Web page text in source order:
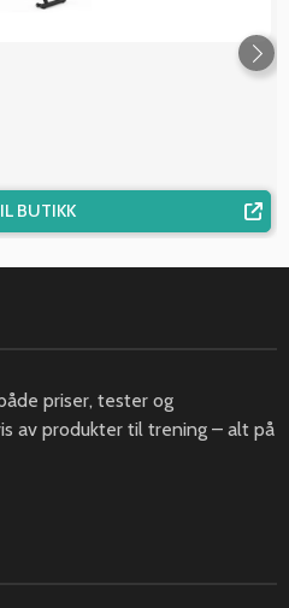
BUTIKK
priser, tester og
av produkter til trening – alt på